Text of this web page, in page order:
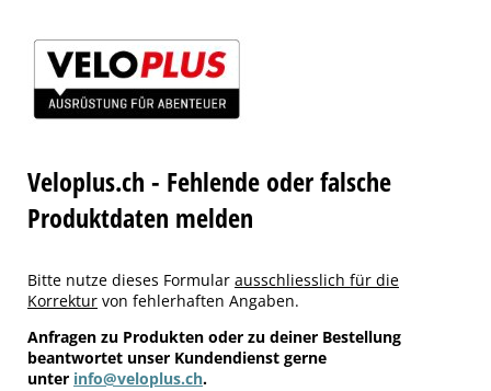
Veloplus.ch - Fehlende oder falsche
Produktdaten melden
Bitte nutze dieses Formular ausschliesslich für die
Korrektur von fehlerhaften Angaben.
Anfragen zu Produkten oder zu deiner Bestellung
beantwortet unser Kundendienst gerne
unter info@veloplus.ch.